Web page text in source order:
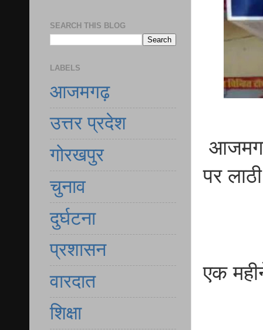
पर
एक
SEARCH THIS BLOG
LABELS
आजमगढ़
उत्तर प्रदेश
गोरखपुर
चुनाव
दुर्घटना
प्रशासन
वारदात
शिक्षा